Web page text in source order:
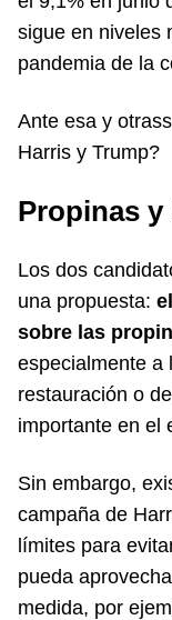
sigue en niveles
pandemia de la
Ante esa y
Harris y Trump?
Propinas y
Los dos
una propuesta:
sobre las
especialmente a
restauración o
importante en el
Sin embargo,
campaña de
límites para
pueda
medida, por